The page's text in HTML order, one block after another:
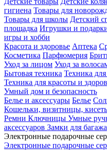
гигиена Товары для
Товары для школы Детский
площадка Игрушки и
игры и хобби
Красота и здоровье Аптека
Косметика Парфюмерия
Уход за лицом Уход за
Бытовая техника Техника
Техника для красоты и
Умный дом и безопасность
Белье и аксессуары Белье
Кошельки, визитницы,
Ремни Ключницы Умные
аксессуаров Замки для багажа
Электронные подарочные
Электронные подарочные